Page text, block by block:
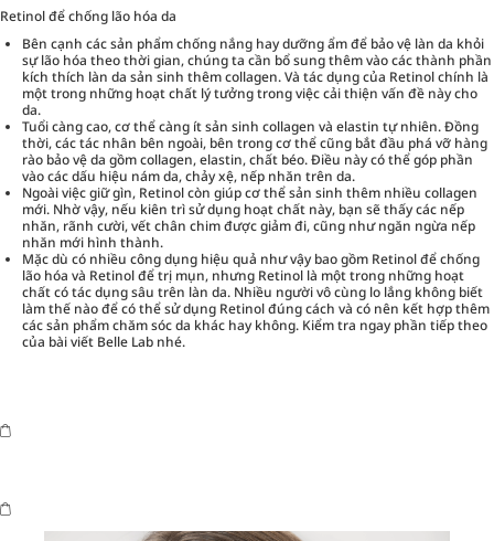
Retinol để chống lão hóa da
Bên cạnh các sản phẩm chống nắng hay dưỡng ẩm để bảo vệ làn da khỏi
sự lão hóa theo thời gian, chúng ta cần bổ sung thêm vào các thành phần
kích thích làn da sản sinh thêm collagen. Và tác dụng của Retinol chính là
một trong những hoạt chất lý tưởng trong việc cải thiện vấn đề này cho
da.
Tuổi càng cao, cơ thể càng ít sản sinh collagen và elastin tự nhiên. Đồng
thời, các tác nhân bên ngoài, bên trong cơ thể cũng bắt đầu phá vỡ hàng
rào bảo vệ da gồm collagen, elastin, chất béo. Điều này có thể góp phần
vào các dấu hiệu nám da, chảy xệ, nếp nhăn trên da.
Ngoài việc giữ gìn, Retinol còn giúp cơ thể sản sinh thêm nhiều collagen
mới. Nhờ vậy, nếu kiên trì sử dụng hoạt chất này, bạn sẽ thấy các nếp
nhăn, rãnh cười, vết chân chim được giảm đi, cũng như ngăn ngừa nếp
nhăn mới hình thành.
Mặc dù có nhiều công dụng hiệu quả như vậy bao gồm Retinol để chống
lão hóa và Retinol để trị mụn, nhưng Retinol là một trong những hoạt
chất có tác dụng sâu trên làn da. Nhiều người vô cùng lo lắng không biết
làm thế nào để có thể sử dụng Retinol đúng cách và có nên kết hợp thêm
các sản phẩm chăm sóc da khác hay không. Kiểm tra ngay phần tiếp theo
của bài viết Belle Lab nhé.